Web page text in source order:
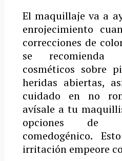
El maquillaje va a
enrojecimiento
correcciones de
se recomienda
cosméticos sobre
heridas abiertas,
cuidado en no
avísale a tu
opciones de
comedogénico.
irritación empeore